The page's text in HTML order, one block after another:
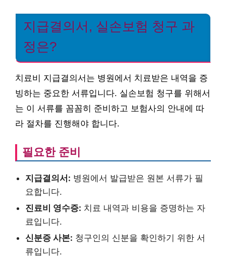
지급결의서, 실손보험 청구 과
정은?
치료비 지급결의서는 병원에서 치료받은 내역을 증
빙하는 중요한 서류입니다. 실손보험 청구를 위해서
는 이 서류를 꼼꼼히 준비하고 보험사의 안내에 따
라 절차를 진행해야 합니다.
필요한 준비
지급결의서: 병원에서 발급받은 원본 서류가 필
요합니다.
진료비 영수증: 치료 내역과 비용을 증명하는 자
료입니다.
신분증 사본: 청구인의 신분을 확인하기 위한 서
류입니다.